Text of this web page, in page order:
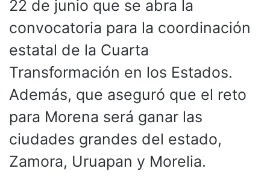
22 de junio que se abra la
convocatoria para la coordinación
estatal de la Cuarta
Transformación en los Estados.
Además, que aseguró que el reto
para Morena será ganar las
ciudades grandes del estado,
Zamora, Uruapan y Morelia.